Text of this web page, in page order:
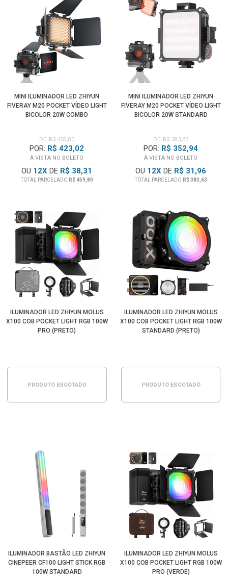
MINI ILUMINADOR LED ZHIYUN
FIVERAY M20 POCKET VÍDEO LIGHT
BICOLOR 20W COMBO
DE: R$ 459,80
POR: R$ 423,02
À VISTA NO BOLETO
OU 12X DE R$ 38,31
TOTAL PARCELADO R$ 459,80
MINI ILUMINADOR LED ZHIYUN
FIVERAY M20 POCKET VÍDEO LIGHT
BICOLOR 20W STANDARD
DE: R$ 383,63
POR: R$ 352,94
À VISTA NO BOLETO
OU 12X DE R$ 31,96
TOTAL PARCELADO R$ 383,63
ILUMINADOR LED ZHIYUN MOLUS
X100 COB POCKET LIGHT RGB 100W
PRO (PRETO)
PRODUTO ESGOTADO
ILUMINADOR LED ZHIYUN MOLUS
X100 COB POCKET LIGHT RGB 100W
STANDARD (PRETO)
PRODUTO ESGOTADO
ILUMINADOR BASTÃO LED ZHIYUN
CINEPEER CF100 LIGHT STICK RGB
100W STANDARD
ILUMINADOR LED ZHIYUN MOLUS
X100 COB POCKET LIGHT RGB 100W
PRO (VERDE)